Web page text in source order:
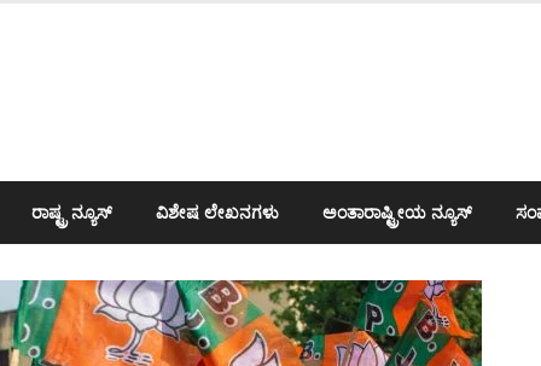
ರಾಷ್ಟ್ರ ನ್ಯೂಸ್ ವಿಶೇಷ ಲೇಖನಗಳು ಅಂತಾರಾಷ್ಟ್ರೀಯ ನ್ಯೂಸ್